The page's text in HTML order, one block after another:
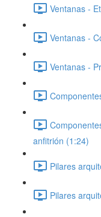
Ventanas -
Ventanas -
Ventanas -
anfitrión (1:24)
Pilares
Pilares